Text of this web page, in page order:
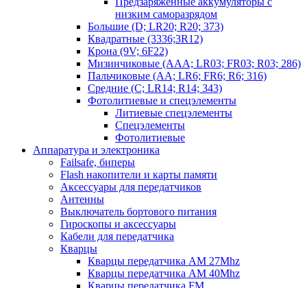
низким саморазрядом
Большие (D; LR20; R20; 373)
Квадратные (3336;3R12)
Крона (9V; 6F22)
Мизинчиковые (AAA; LR03; FR03; R03; 286)
Пальчиковые (AA; LR6; FR6; R6; 316)
Средние (C; LR14; R14; 343)
Фотолитиевые и спецэлементы
Литиевые спецэлементы
Спецэлементы
Фотолитиевые
Аппаратура и электроника
Failsafe, биперы
Flash накопители и карты памяти
Аксессуары для передатчиков
Антенны
Выключатель бортового питания
Гироскопы и аксессуары
Кабели для передатчика
Кварцы
Кварцы передатчика AM 27Mhz
Кварцы передатчика AM 40Mhz
Кварцы передатчика FM